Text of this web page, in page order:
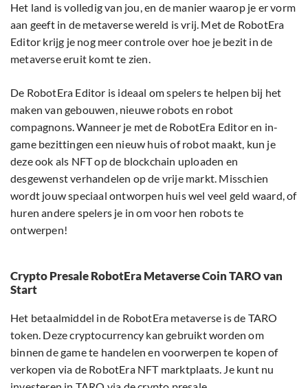
Het land is volledig van jou, en de manier waarop je er vorm
aan geeft in de metaverse wereld is vrij. Met de RobotEra
Editor krijg je nog meer controle over hoe je bezit in de
metaverse eruit komt te zien.
De RobotEra Editor is ideaal om spelers te helpen bij het
maken van gebouwen, nieuwe robots en robot
compagnons. Wanneer je met de RobotEra Editor en in-
game bezittingen een nieuw huis of robot maakt, kun je
deze ook als NFT op de blockchain uploaden en
desgewenst verhandelen op de vrije markt. Misschien
wordt jouw speciaal ontworpen huis wel veel geld waard, of
huren andere spelers je in om voor hen robots te
ontwerpen!
Crypto Presale RobotEra Metaverse Coin TARO van
Start
Het betaalmiddel in de RobotEra metaverse is de TARO
token. Deze cryptocurrency kan gebruikt worden om
binnen de game te handelen en voorwerpen te kopen of
verkopen via de RobotEra NFT marktplaats. Je kunt nu